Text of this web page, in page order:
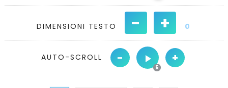
DIMENSIONI TESTO - + 0
AUTO-SCROLL - +